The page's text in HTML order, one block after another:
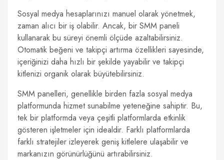
Sosyal medya hesaplarınızı manuel olarak yönetmek,
zaman alıcı bir iş olabilir. Ancak, bir SMM paneli
kullanarak bu süreyi önemli ölçüde azaltabilirsiniz.
Otomatik beğeni ve takipçi artırma özellikleri sayesinde,
içeriğinizi daha hızlı bir şekilde yayabilir ve takipçi
kitlenizi organik olarak büyütebilirsiniz.
SMM panelleri, genellikle birden fazla sosyal medya
platformunda hizmet sunabilme yeteneğine sahiptir. Bu,
tek bir platformda veya çeşitli platformlarda etkinlik
gösteren işletmeler için idealdir. Farklı platformlarda
farklı stratejiler izleyerek geniş kitlelere ulaşabilir ve
markanızın görünürlüğünü artırabilirsiniz.